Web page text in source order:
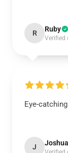
R Ruby
Verified
Eye-
J Joshua